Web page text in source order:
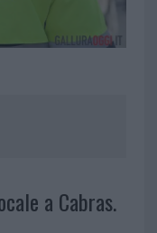
a Cabras.